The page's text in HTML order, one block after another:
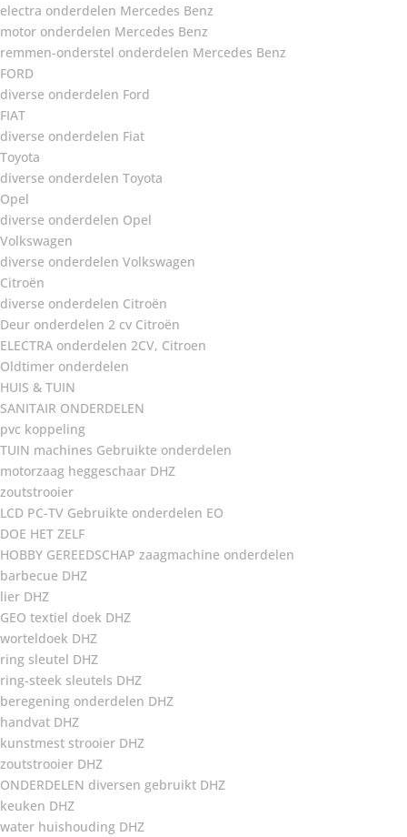
electra onderdelen Mercedes Benz
motor onderdelen Mercedes Benz
remmen-onderstel onderdelen Mercedes Benz
FORD
diverse onderdelen Ford
FIAT
diverse onderdelen Fiat
Toyota
diverse onderdelen Toyota
Opel
diverse onderdelen Opel
Volkswagen
diverse onderdelen Volkswagen
Citroën
diverse onderdelen Citroën
Deur onderdelen 2 cv Citroën
ELECTRA onderdelen 2CV, Citroen
Oldtimer onderdelen
HUIS & TUIN
SANITAIR ONDERDELEN
pvc koppeling
TUIN machines Gebruikte onderdelen
motorzaag heggeschaar DHZ
zoutstrooier
LCD PC-TV Gebruikte onderdelen EO
DOE HET ZELF
HOBBY GEREEDSCHAP zaagmachine onderdelen
barbecue DHZ
lier DHZ
GEO textiel doek DHZ
worteldoek DHZ
ring sleutel DHZ
ring-steek sleutels DHZ
beregening onderdelen DHZ
handvat DHZ
kunstmest strooier DHZ
zoutstrooier DHZ
ONDERDELEN diversen gebruikt DHZ
keuken DHZ
water huishouding DHZ